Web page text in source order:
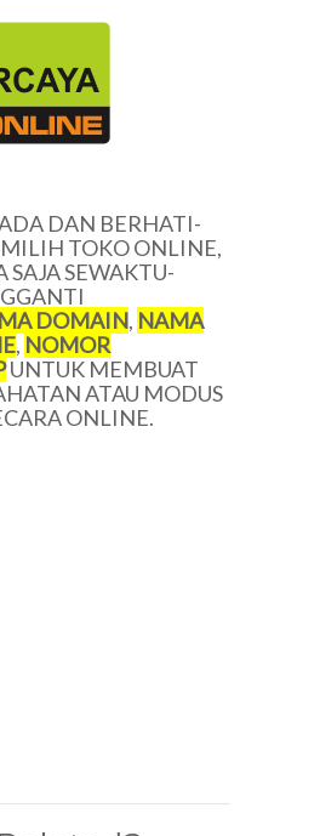
DAN BERHATI-
TOKO ONLINE,
SAJA SEWAKTU-
DOMAIN, NAMA
, NOMOR
UNTUK MEMBUAT
ATAU MODUS
ONLINE.